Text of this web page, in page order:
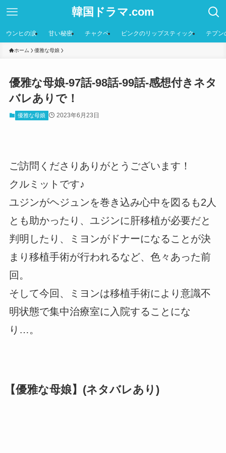
韓国ドラマ.com
ウンヒの涙 甘い秘密 チャクペ ピンクのリップスティック テプン
ホーム 優雅な母娘
優雅な母娘-97話-98話-99話-感想付きネタ
バレありで！
優雅な母娘 2023年6月23日
ご訪問くださりありがとうございます！
クルミットです♪
ユジンがヘジュンを巻き込み心中を図るも2人
とも助かったり、ユジンに肝移植が必要だと
判明したり、ミヨンがドナーになることが決
まり移植手術が行われるなど、色々あった前
回。
そして今回、ミヨンは移植手術により意識不
明状態で集中治療室に入院することにな
り…。
【優雅な母娘】(ネタバレあり)